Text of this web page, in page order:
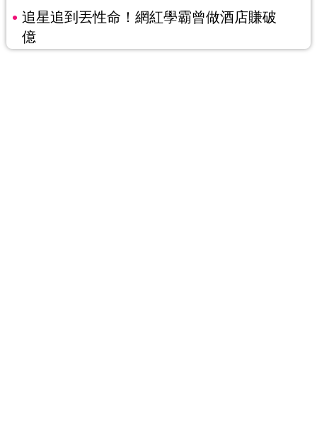
追星追到丟性命！網紅學霸曾做酒店賺破
億